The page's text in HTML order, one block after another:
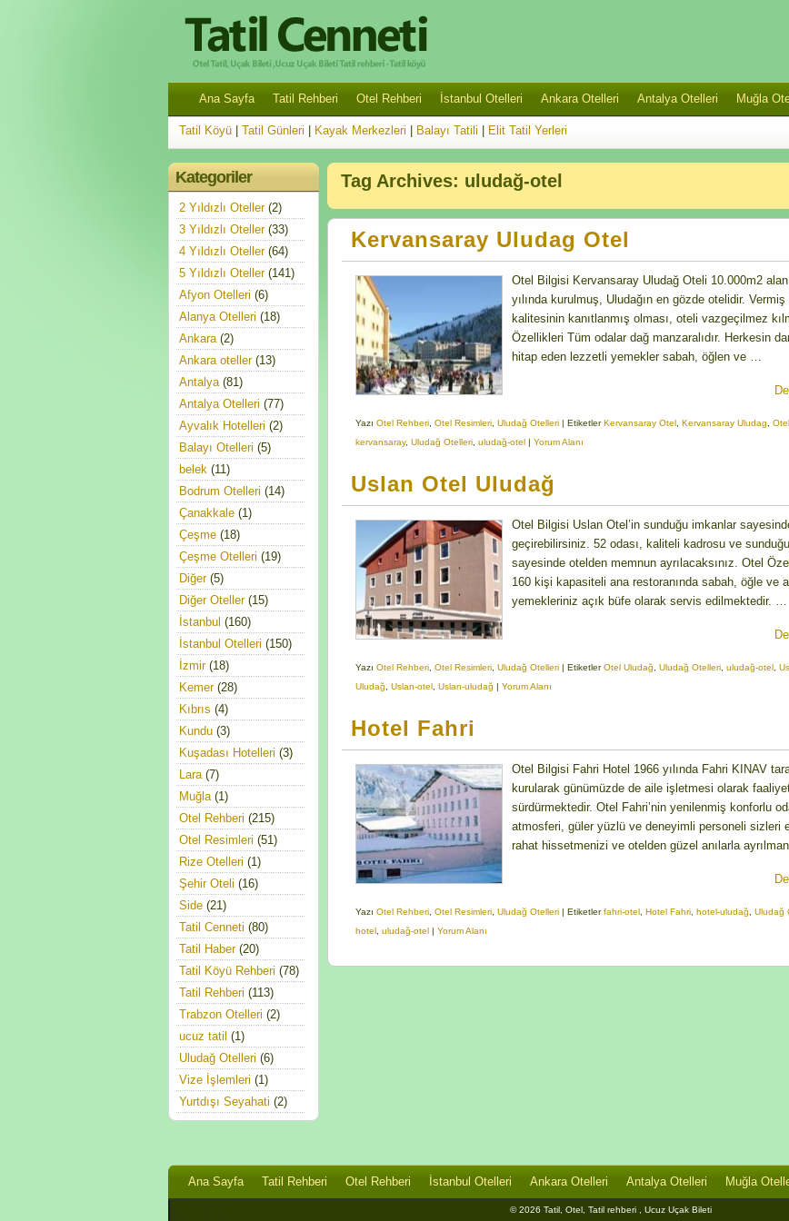
Ana Sayfa Tatil Rehberi Otel Rehberi İstanbul Otelleri Ankara Otelleri Antalya Otelleri Muğla
Tatil Köyü Tatil Günleri Kayak Merkezleri Balayı Tatili Elit Tatil Yerleri
Tag Archives: uludağ-otel
Kervansaray Uludag Otel
Otel Bilgisi Kervansaray Uludağ Oteli 10.000m2
yılında kurulmuş, Uludağın en gözde otelidir.
kalitesinin kanıtlanmış olması, oteli vazgeçilmez
Özellikleri Tüm odalar dağ manzaralıdır. Herkesin
hitap eden lezzetli yemekler sabah, öğlen ve …
Yazı Otel Rehberi ,Otel Resimleri ,Uludağ Otelleri | Etiketler Kervansaray Otel ,Kervansaray Uludag ,
kervansaray,Uludağ Otelleri ,uludağ-otel | Yorum Alanı
Uslan Otel Uludağ
Otel Bilgisi Uslan Otel’in sunduğu imkanlar
geçirebilirsiniz. 52 odası, kaliteli kadrosu ve
sayesinde otelden memnun ayrılacaksınız. Otel
160 kişi kapasiteli ana restoranında sabah, öğle ve
yemekleriniz açık büfe olarak servis edilmektedir. …
Yazı Otel Rehberi ,Otel Resimleri ,Uludağ Otelleri | Etiketler Otel Uludağ ,Uludağ Otelleri ,uludağ-otel ,
Uludağ
,Uslan-otel ,Uslan-uludağ | Yorum Alanı
Hotel Fahri
Otel Bilgisi Fahri Hotel 1966 yılında Fahri KINAV
kurularak günümüzde de aile işletmesi olarak
sürdürmektedir. Otel Fahri’nin yenilenmiş konforlu
atmosferi, güler yüzlü ve deneyimli personeli sizleri
rahat hissetmenizi ve otelden güzel anılarla
Yazı Otel Rehberi ,Otel Resimleri ,Uludağ Otelleri | Etiketler fahri-otel ,Hotel Fahri ,hotel-uludağ ,Uludağ
hotel ,uludağ-otel | Yorum Alanı
Kategoriler
2 Yıldızlı Oteller(2)
3 Yıldızlı Oteller(33)
4 Yıldızlı Oteller(64)
5 Yıldızlı Oteller(141)
Afyon Otelleri (6)
Alanya Otelleri (18)
Ankara(2)
Ankara oteller(13)
Antalya(81)
Antalya Otelleri (77)
Ayvalık Hotelleri (2)
Balayı Otelleri (5)
belek (11)
Bodrum Otelleri (14)
Çanakkale (1)
Çeşme (18)
Çeşme Otelleri (19)
Diğer(5)
Diğer Oteller(15)
İstanbul (160)
İstanbul Otelleri (150)
İzmir(18)
Kemer(28)
Kıbrıs (4)
Kundu (3)
Kuşadası Hotelleri (3)
Lara(7)
Muğla(1)
Otel Rehberi (215)
Otel Resimleri (51)
Rize Otelleri (1)
Şehir Oteli (16)
Side (21)
Tatil Cenneti (80)
Tatil Haber(20)
Tatil Köyü Rehberi (78)
Tatil Rehberi (113)
Trabzon Otelleri (2)
ucuz tatil (1)
Uludağ Otelleri (6)
Vize İşlemleri (1)
Yurtdışı Seyahati (2)
Ana Sayfa Tatil Rehberi Otel Rehberi İstanbul Otelleri Ankara Otelleri Antalya Otelleri Muğla
© 2026 Tatil, Otel, Tatil rehberi , Ucuz Uçak Bileti